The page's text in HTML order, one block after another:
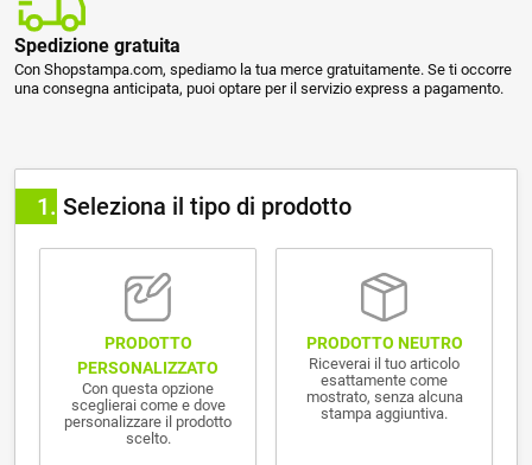
Spedizione gratuita
Con Shopstampa.com, spediamo la tua merce gratuitamente. Se ti occorre
una consegna anticipata, puoi optare per il servizio express a pagamento.
1 Seleziona il tipo di prodotto
PRODOTTO
PERSONALIZZATO
Con questa opzione
sceglierai come e dove
personalizzare il prodotto
scelto.
PRODOTTO NEUTRO
Riceverai il tuo articolo
esattamente come
mostrato, senza alcuna
stampa aggiuntiva.